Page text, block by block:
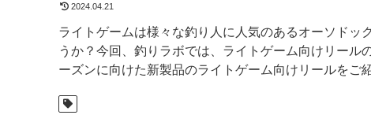
2024.04.21
ライトゲームは様々な釣り人に人気のあるオーソドッ
うか？今回、釣りラボでは、ライトゲーム向けリー
ーズンに向けた新製品のライトゲーム向けリールをご